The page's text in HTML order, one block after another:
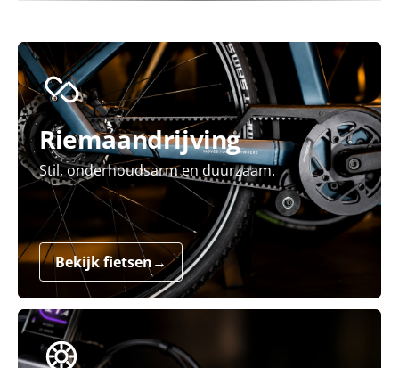
Riemaandrijving
Stil, onderhoudsarm en duurzaam.
Bekijk fietsen→